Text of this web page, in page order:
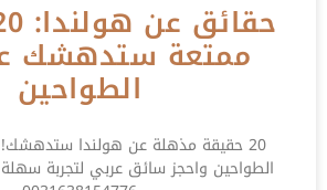
ممتعة ستدهشك
الطواحين
20 حقيقة مذهلة عن هولندا
الطواحين واحجز سائق عربي لتجربة